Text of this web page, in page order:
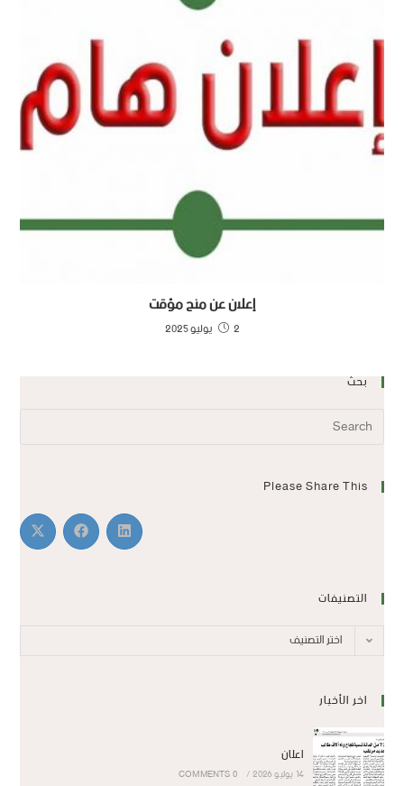
إعلان عن منح مؤقت
2 يوليو 2025
بحث
Please Share This
التصنيفات
اختر التصنيف
اخر الأخبار
اعلان
14 يوليو 2026 /
0 COMMENTS